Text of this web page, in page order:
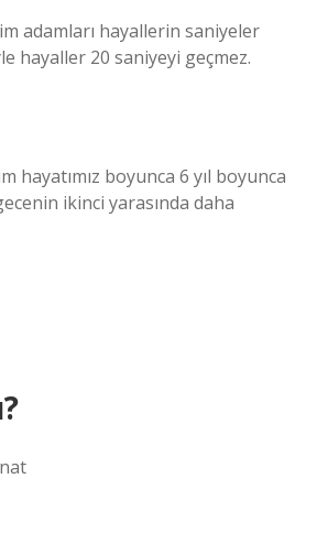
adamları hayallerin saniyeler
hayaller 20 saniyeyi geçmez.
hayatımız boyunca 6 yıl boyunca
ikinci yarasında daha